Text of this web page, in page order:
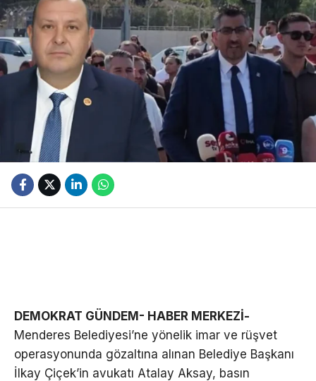
DEMOKRAT GÜNDEM- HABER MERKEZİ-
Menderes Belediyesi’ne yönelik imar ve rüşvet
operasyonunda gözaltına alınan Belediye Başkanı
İlkay Çiçek’in avukatı Atalay Aksay, basın